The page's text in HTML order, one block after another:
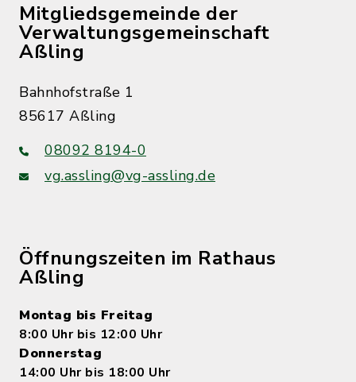
Mitgliedsgemeinde der
Verwaltungsgemeinschaft
Aßling
Bahnhofstraße 1
85617 Aßling
08092 8194-0
vg.assling@vg-assling.de
Öffnungszeiten im Rathaus
Aßling
Montag bis Freitag
8:00 Uhr bis 12:00 Uhr
Donnerstag
14:00 Uhr bis 18:00 Uhr